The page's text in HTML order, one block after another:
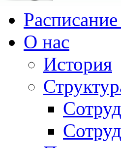
О нас
История